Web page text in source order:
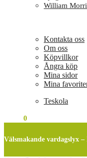
William
Kontakta oss
Om oss
Köpvillkor
Ångra köp
Mina sidor
Mina
Teskola
0
Välsmakande vardagslyx –